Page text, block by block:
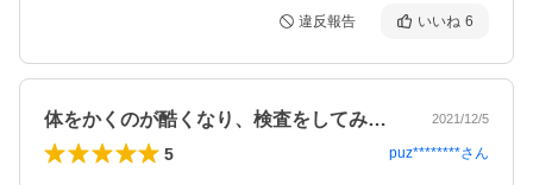
違反報告 いいね 6
体をかくのが酷くなり、検査をしてみるこ… 2021/12/5
5 puz********さん